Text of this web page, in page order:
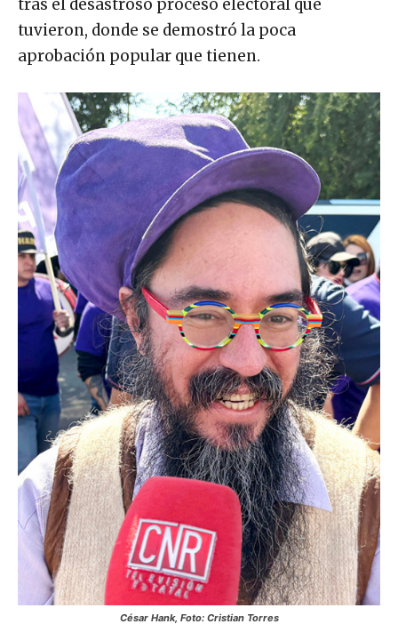
tras el desastroso proceso electoral que
tuvieron, donde se demostró la poca
aprobación popular que tienen.
César Hank, Foto: Cristian Torres